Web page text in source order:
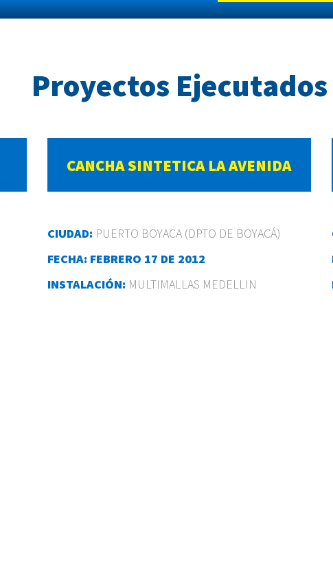
Proyectos Ejecutados
CANCHA SINTETICA LA AVENIDA
CIUDAD: PUERTO BOYACA (DPTO DE BOYACÁ)
FECHA: FEBRERO 17 DE 2012
INSTALACIÓN: MULTIMALLAS MEDELLIN